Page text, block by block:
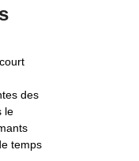
des
le
temps